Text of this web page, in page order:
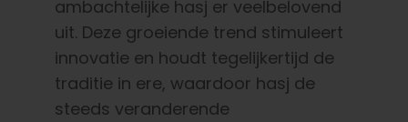
ambachtelijke hasj er veelbelovend
uit. Deze groeiende trend stimuleert
innovatie en houdt tegelijkertijd de
traditie in ere, waardoor hasj de
steeds veranderende